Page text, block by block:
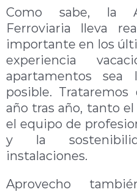
Como sabe, la
Ferroviaria lleva
importante en los
experiencia
apartamentos sea
posible.
año tras año, tanto
el equipo de
y la
instalaciones.
Aprovecho